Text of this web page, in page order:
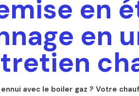
en
en
avec le boiler gaz ? Votre